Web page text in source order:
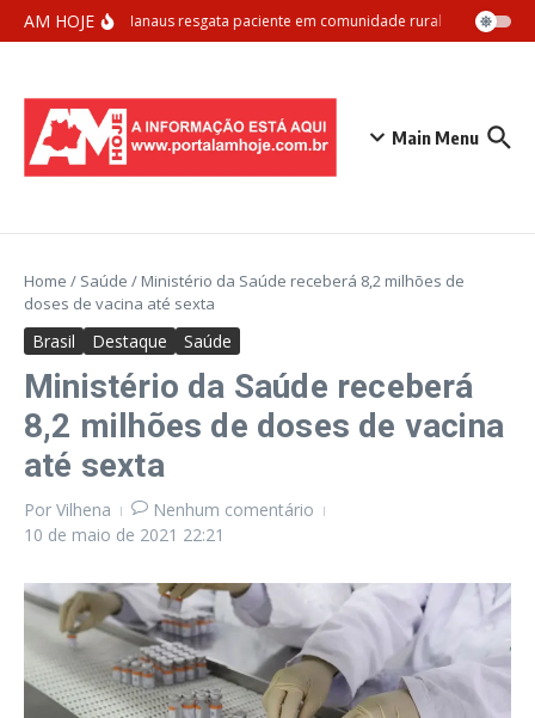
Ir para o conteúdo
AM HOJESamu Manaus resgata paciente em comunidade rural com apoio
Main Menu
Home / Saúde / Ministério da Saúde receberá 8,2 milhões de
doses de vacina até sexta
Brasil Destaque Saúde
Ministério da Saúde receberá
8,2 milhões de doses de vacina
até sexta
Por Vilhena
Nenhum comentário
10 de maio de 2021 22:21